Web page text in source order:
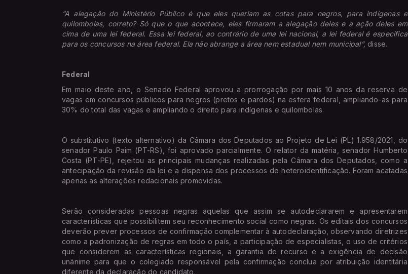
“A alegação do Ministério Público é que eles queriam as cotas para negros, para indígenas e
quilombolas, correto? Só que o que acontece, eles firmaram a alegação deles e a ação deles em
cima de uma lei federal. Essa lei federal, ao contrário de uma lei nacional, a lei federal é específica
para os concursos na área federal. Ela não abrange a área nem estadual nem municipal”, disse.
Federal
Em maio deste ano, o Senado Federal aprovou a prorrogação por mais 10 anos da reserva de
vagas em concursos públicos para negros (pretos e pardos) na esfera federal, ampliando-as para
30% do total das vagas e ampliando o direito para indígenas e quilombolas.
O substitutivo (texto alternativo) da Câmara dos Deputados ao Projeto de Lei (PL) 1.958/2021, do
senador Paulo Paim (PT-RS), foi aprovado parcialmente. O relator da matéria, senador Humberto
Costa (PT-PE), rejeitou as principais mudanças realizadas pela Câmara dos Deputados, como a
antecipação da revisão da lei e a dispensa dos processos de heteroidentificação. Foram acatadas
apenas as alterações redacionais promovidas.
Serão consideradas pessoas negras aquelas que assim se autodeclararem e apresentarem
características que possibilitem seu reconhecimento social como negras. Os editais dos concursos
deverão prever processos de confirmação complementar à autodeclaração, observando diretrizes
como a padronização de regras em todo o país, a participação de especialistas, o uso de critérios
que considerem as características regionais, a garantia de recurso e a exigência de decisão
unânime para que o colegiado responsável pela confirmação conclua por atribuição identitária
diferente da declaração do candidato.